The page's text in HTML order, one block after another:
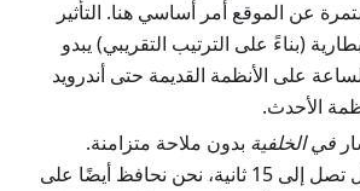
عن الموقع أمر أساسي هنا. التأثير
(بناءً على الترتيب التقريبي) يبدو
في الساعة على الأنظمة القديمة حتى أندرويد
في الخلفية بدون ملاحة متزامنة.
للتسجيل بفواصل تصل إلى 15 ثانية، نحن نحافظ أيضًا على